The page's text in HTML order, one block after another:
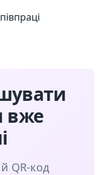
вже
QR-код